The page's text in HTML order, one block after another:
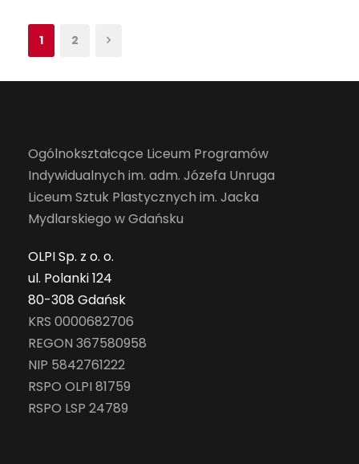
1 2
Ogólnokształcące Liceum Programów
Indywidualnych im. adm. Józefa Unruga
Liceum Sztuk Plastycznych im. Jacka
Mydlarskiego w Gdańsku
OLPI Sp. z o. o.
ul. Polanki 124
80-308 Gdańsk
KRS 0000682706
REGON 367580958
NIP 5842761222
RSPO OLPI 81759
RSPO LSP 24789